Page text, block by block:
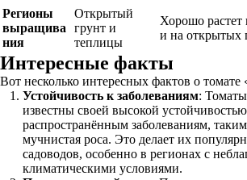
Регионы
выращива
ния
Открытый
грунт и
теплицы
Хорошо растет
и на открытых
Интересные факты
Вот несколько интересных фактов о томате
Устойчивость к заболеваниям: Томаты
известны своей высокой
распространённым заболеваниям,
мучнистая роса. Это делает их
садоводов, особенно в регионах с
климатическими условиями.